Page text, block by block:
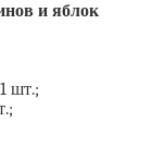
и яблок
шт.;